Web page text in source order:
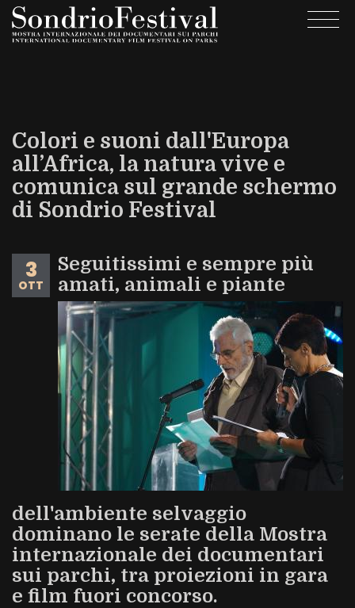
Salta
Colori e suoni dall'Europa
all’Africa, la natura vive e
comunica sul grande schermo
di Sondrio Festival
3
OTT
Seguitissimi e sempre più
amati, animali e piante
dell'ambiente selvaggio
dominano le serate della Mostra
internazionale dei documentari
sui parchi, tra proiezioni in gara
e film fuori concorso.